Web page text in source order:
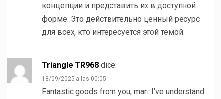
концепции и представить их в доступной
форме. Это действительно ценный ресурс
для всех, кто интересуется этой темой.
Triangle TR968 dice:
18/09/2025 a las 00:05
Fantastic goods from you, man. I’ve understand